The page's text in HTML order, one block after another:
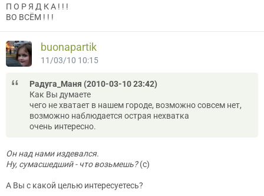
П О Р Я Д К А ! ! !
ВО ВСЁМ ! ! !
buonapartik
11/03/10 10:15
Радуга_Маня (2010-03-10 23:42)
Как Вы думаете
чего не хватает в нашем городе, возможно совсем нет,
возможно наблюдается острая нехватка
очень интересно.
Он над нами издевался.
Ну, сумасшедший - что возьмешь?(c)
А Вы с какой целью интересуетесь?